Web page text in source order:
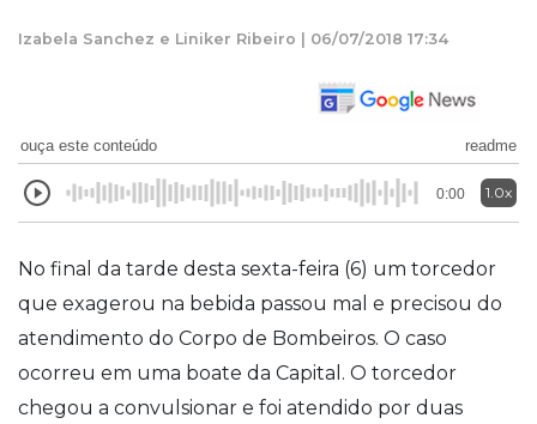
Izabela Sanchez e Liniker Ribeiro | 06/07/2018 17:34
ouça este conteúdo readme
0:00 1.0x
No final da tarde desta sexta-feira (6) um torcedor
que exagerou na bebida passou mal e precisou do
atendimento do Corpo de Bombeiros. O caso
ocorreu em uma boate da Capital. O torcedor
chegou a convulsionar e foi atendido por duas